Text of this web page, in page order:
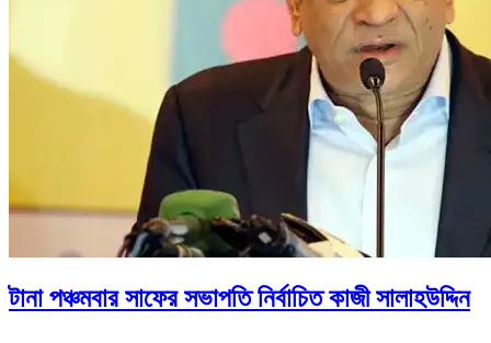
টানা পঞ্চমবার সাফের সভাপতি নির্বাচিত কাজী সালাহউদ্দিন